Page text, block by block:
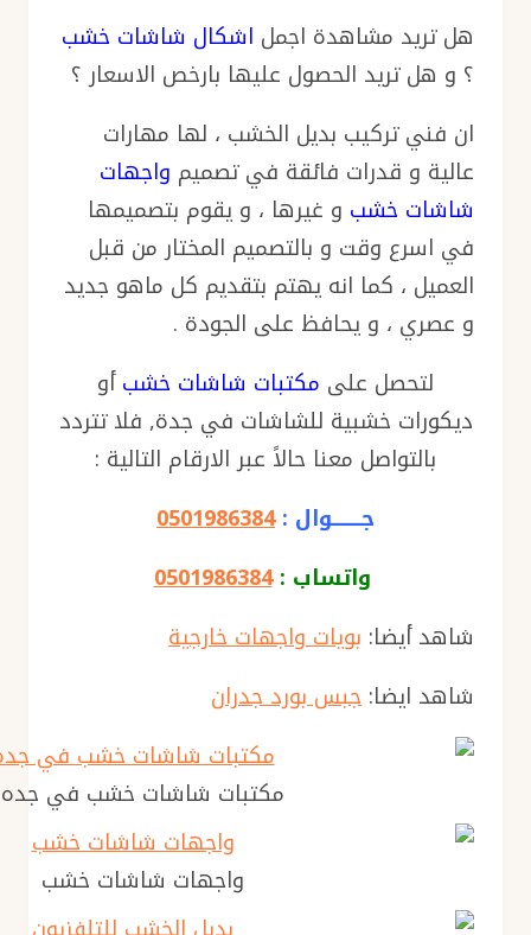
هل تريد مشاهدة اجمل اشكال شاشات خشب
؟ و هل تريد الحصول عليها بارخص الاسعار ؟
ان فني تركيب بديل الخشب ، لها مهارات
عالية و قدرات فائقة في تصميم واجهات
شاشات خشب و غيرها ، و يقوم بتصميمها
في اسرع وقت و بالتصميم المختار من قبل
العميل ، كما انه يهتم بتقديم كل ماهو جديد
و عصري ، و يحافظ على الجودة .
لتحصل على مكتبات شاشات خشبأو
ديكورات خشبية للشاشات في جدة, فلا تتردد
بالتواصل معنا حالاً عبر الارقام التالية :
جــــــــوال :0501986384
واتساب :0501986384
شاهد أيضا: بويات واجهات خارجية
شاهد ايضا: جبس بورد جدران
مكتبات شاشات خشب في جده
واجهات شاشات خشب